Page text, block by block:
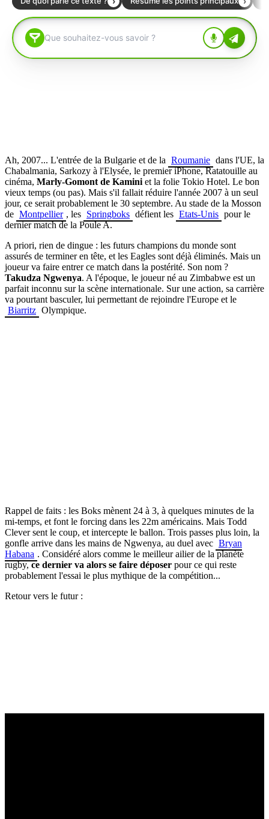
Ah, 2007... L'entrée de la Bulgarie et de la Roumanie dans l'UE, la
Chabalmania, Sarkozy à l'Elysée, le premier iPhone, Ratatouille au
cinéma, Marly-Gomont de Kamini et la folie Tokio Hotel. Le bon
vieux temps (ou pas). Mais s'il fallait réduire l'année 2007 à un seul
jour, ce serait probablement le 30 septembre. Au stade de la Mosson
de Montpellier , les Springboks défient les Etats-Unis pour le
dernier match de la Poule A.
A priori, rien de dingue : les futurs champions du monde sont
assurés de terminer en tête, et les Eagles sont déjà éliminés. Mais un
joueur va faire entrer ce match dans la postérité. Son nom ?
Takudza Ngwenya. A l'époque, le joueur né au Zimbabwe est un
parfait inconnu sur la scène internationale. Sur une action, sa carrière
va pourtant basculer, lui permettant de rejoindre l'Europe et le
Biarritz Olympique.
Rappel de faits : les Boks mènent 24 à 3, à quelques minutes de la
mi-temps, et font le forcing dans les 22m américains. Mais Todd
Clever sent le coup, et intercepte le ballon. Trois passes plus loin, la
gonfle arrive dans les mains de Ngwenya, au duel avec Bryan
Habana . Considéré alors comme le meilleur ailier de la planète
rugby,ce dernier va alors se faire déposer pour ce qui reste
probablement l'essai le plus mythique de la compétition...
Retour vers le futur :